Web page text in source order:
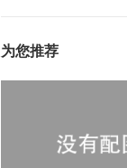
为您推荐